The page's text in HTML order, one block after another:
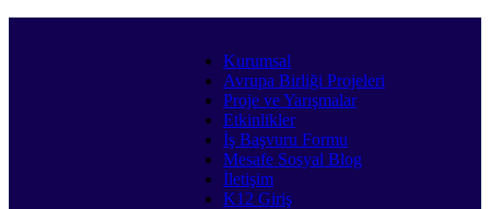
Kurumsal
Avrupa Birliği Projeleri
Proje ve Yarışmalar
Etkinlikler
İş Başvuru Formu
Mesafe Sosyal Blog
İletişim
K12 Giriş